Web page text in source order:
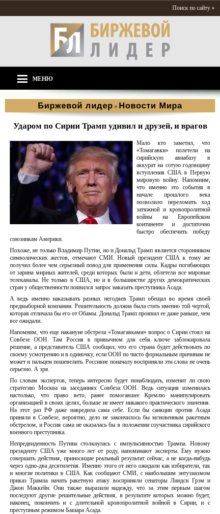
Поиск по сайту »
МЕНЮ
Биржевой лидер » Новости Мира
Ударом по Сирии Трамп удивил и друзей, и врагов
Мало кто заметил, что
«Томагавки» полетели на
сирийскую авиабазу в
аккурат на сотую годовщину
вступления США в Первую
мировую войну. Напомним,
что именно это события в
начале прошлого века
позволило переломить ход
затяжной и кровопролитной
войны на Европейском
континенте и достаточно
быстро обеспечить победу
союзникам Америки.
Похоже, не только Владимир Путин, но и Дональд Трамп является сторонником
символических жестов, отмечают СМИ. Новый президент США к тому же
получил более чем серьезный повод для применения силы. Кадры погибающих
от зарина мирных жителей, среди которых были и дети, облетели все мировые
телеканалы. Не только в США, но и в большинстве других демократических
стран у общественности появился запрос наказать преступника Асада.
А ведь именно наказывать разных негодяев Трамп обещал во время своей
предвыборной компании. Решительность должна была стать именно той чертой,
которая отличала бы его от Обамы. Дональд Трамп проявил ее даже раньше, чем
все ожидали.
Напомним, что еще накануне обстрела «Томагавками» вопрос о Сирии стоял на
Совбезе ООН. Там Россия в привычном для себя ключе заблокировала
решение, а представитель США сообщил, что его страна будет действовать по
своему усмотрению и в одиночку, если ООН по чисто формальным причинам не
может и пальцем пошевелить. Россияне поначалу восприняли эти слова не очень
серьезно. А зря.
По словам экспертов, теперь интересно будет понаблюдать, изменит ли свою
стратегию Москва на заседаниях Совбеза ООН. Ведь ситуация изменилась
настолько, что право вето, ранее помогавшее Кремлю манипулировать
организацией в своих целях, больше не имеет никакого практического значения.
На этот раз РФ даже навредила сама себе. Если бы санкции против Асада
приняли в Совбезе, вероятно, дело не закончилось бы мгновенным ракетным
обстрелом, и Россия сама не оказалась бы в положении соучастника сирийского
военного преступника.
Непредвиденность Путина столкнулась с импульсивностью Трампа. Новому
президенту США уже много лет от роду, напоминают эксперты. Ему нужно
совершать действия, приносящие реальный результат сейчас, а не когда-нибудь
через одно-два десятилетия. Именно этого от него ожидали как избиратели, так
и многие политики в США. Как сообщают СМИ, с наибольшим энтузиазмом
приказ Трампа начать ракетную атаку восприняли сенаторы Линдси Грэм и
Джон Маккейн. Они также выразили надежду, что за этим первым шагом
последуют другие решительные действия, в результате которых можно будет,
наконец, покончить и с длительной кровопролитной войной в Сирии, и с
преступным режимом Башара Асада.